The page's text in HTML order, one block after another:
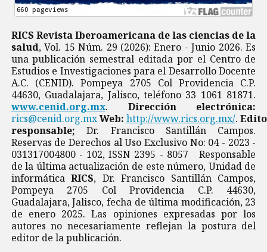
RICS Revista Iberoamericana de las ciencias de la
salud, Vol. 15 Núm. 29 (2026): Enero - Junio 2026. Es
una publicación semestral editada por el Centro de
Estudios e Investigaciones para el Desarrollo Docente
A.C. (CENID). Pompeya 2705 Col Providencia C.P.
44630, Guadalajara, Jalisco, teléfono 33 1061 81871.
www.cenid.org.mx. Dirección electrónica:
rics@cenid.org.mxWeb: http://www.rics.org.mx/.
responsable; Dr. Francisco Santillán Campos.
Reservas de Derechos al Uso Exclusivo No: 04 - 2023 -
031317004800 - 102, ISSN 2395 - 8057 Responsable
de la última actualización de este número, Unidad de
informáticaRICS, Dr. Francisco Santillán Campos,
Pompeya 2705 Col Providencia C.P. 44630,
Guadalajara, Jalisco, fecha de última modificación, 23
de enero 2025. Las opiniones expresadas por los
autores no necesariamente reflejan la postura del
editor de la publicación.